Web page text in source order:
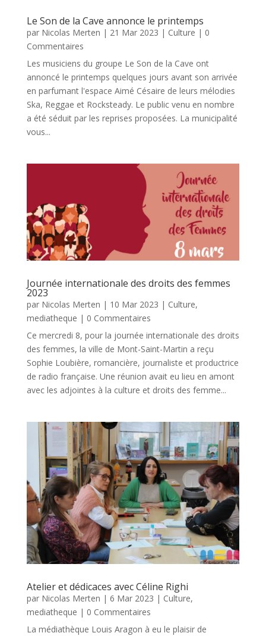
Le Son de la Cave annonce le printemps
par Nicolas Merten | 21 Mar 2023 | Culture | 0
Commentaires
Les musiciens du groupe Le Son de la Cave ont
annoncé le printemps quelques jours avant son arrivée
en parfumant l'espace Aimé Césaire de leurs mélodies
Ska, Reggae et Rocksteady. Le public venu en nombre
a été séduit par les reprises proposées. La municipalité
vous...
Journée internationale des droits des femmes
2023
par Nicolas Merten | 10 Mar 2023 | Culture,
mediatheque | 0 Commentaires
Ce mercredi 8, pour la journée internationale des droits
des femmes, la ville de Mont-Saint-Martin a reçu
Sophie Loubière, romancière, journaliste et productrice
de radio française. Une réunion avait eu lieu en amont
avec les adjointes à la culture et droits des femme...
Atelier et dédicaces avec Céline Righi
par Nicolas Merten | 6 Mar 2023 | Culture,
mediatheque | 0 Commentaires
La médiathèque Louis Aragon à eu le plaisir de